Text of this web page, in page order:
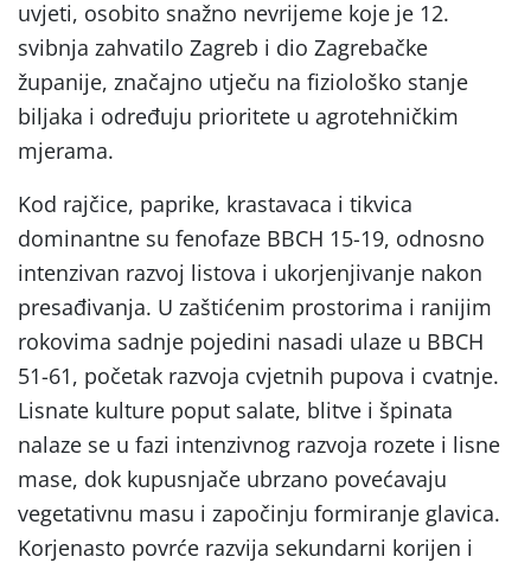
uvjeti, osobito snažno nevrijeme koje je 12.
svibnja zahvatilo Zagreb i dio Zagrebačke
županije, značajno utječu na fiziološko stanje
biljaka i određuju prioritete u agrotehničkim
mjerama.
Kod rajčice, paprike, krastavaca i tikvica
dominantne su fenofaze BBCH 15-19, odnosno
intenzivan razvoj listova i ukorjenjivanje nakon
presađivanja. U zaštićenim prostorima i ranijim
rokovima sadnje pojedini nasadi ulaze u BBCH
51-61, početak razvoja cvjetnih pupova i cvatnje.
Lisnate kulture poput salate, blitve i špinata
nalaze se u fazi intenzivnog razvoja rozete i lisne
mase, dok kupusnjače ubrzano povećavaju
vegetativnu masu i započinju formiranje glavica.
Korjenasto povrće razvija sekundarni korijen i